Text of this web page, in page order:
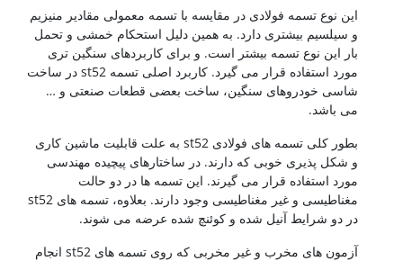
این نوع تسمه فولادی در مقایسه با تسمه معمولی مقادیر منیزیم
و سیلسیم بیشتری دارد. به همین دلیل استحکام خمشی و تحمل
بار این نوع تسمه بیشتر است. و برای کاربردهای سنگین تری
مورد استفاده قرار می گیرد. کاربرد اصلی تسمه st52 در ساخت
شاسی خودروهای سنگین، ساخت بعضی قطعات صنعتی و …
می باشد.
بطور کلی تسمه های فولادی st52 به علت قابلیت ماشین کاری
و شکل پذیری خوبی که دارند. در ساختارهای پیچیده مهندسی
مورد استفاده قرار می گیرند. این تسمه ها در دو حالت
مغناطیسی و غیر مغناطیسی وجود دارند. بعلاوه، تسمه های st52
در دو شرایط آنیل شده و کوئنچ شده عرضه می شوند.
آزمون های مخرب و غیر مخربی که روی تسمه های st52 انجام